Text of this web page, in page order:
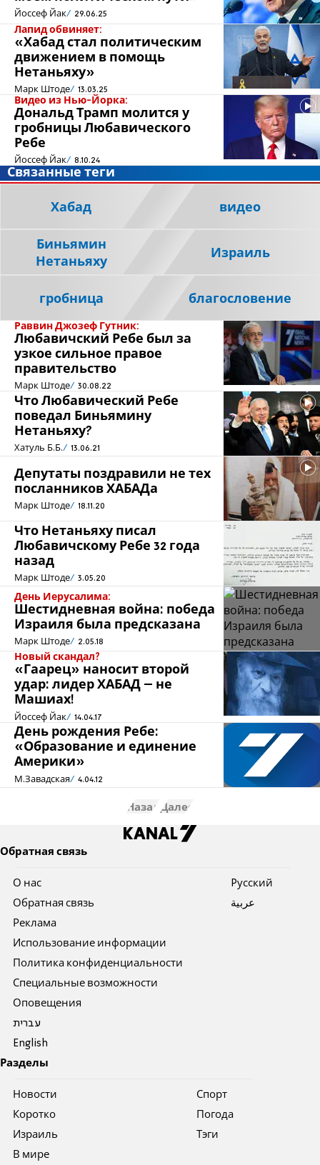
Йоссеф Йак 29.06.25
Лапид обвиняет:
«Хабад стал политическим
движением в помощь
Нетаньяху»
Марк Штоде 13.03.25
Видео из Нью-Йорка:
Дональд Трамп молится у
гробницы Любавического
Ребе
Йоссеф Йак 8.10.24
Раввин Джозеф Гутник:
Любавичский Ребе был за
узкое сильное правое
правительство
Марк Штоде 30.08.22
Что Любавический Ребе
поведал Биньямину
Нетаньяху?
Хатуль Б.Б. 13.06.21
Депутаты поздравили не тех
посланников ХАБАДа
Марк Штоде 18.11.20
Что Нетаньяху писал
Любавичскому Ребе 32 года
назад
Марк Штоде 3.05.20
День Иерусалима:
Шестидневная война: победа
Израиля была предсказана
Марк Штоде 2.05.18
Новый скандал?
«Гаарец» наносит второй
удар: лидер ХАБАД – не
Машиах!
Йоссеф Йак 14.04.17
День рождения Ребе:
«Образование и единение
Америки»
М.Завадская 4.04.12
Связанные теги
Хабад видео
Биньямин
Нетаньяху
Израиль
гробница благословение
Назад Далее
Обратная связь
О нас
Обратная связь
Реклама
Использование информации
Политика конфиденциальности
Специальные возможности
Оповещения
עברית
English
Pусский
عربية
Разделы
Новости
Коротко
Израиль
В мире
Спорт
Погода
Тэги